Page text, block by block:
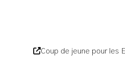
Coup de jeune pour les